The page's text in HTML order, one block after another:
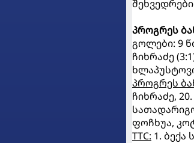
პროგრეს
გოლები: 9
ჩიხრაძე
პროგრეს
ჩიხრაძე,
ფოჩხუა,
TTC: 1. ბექა